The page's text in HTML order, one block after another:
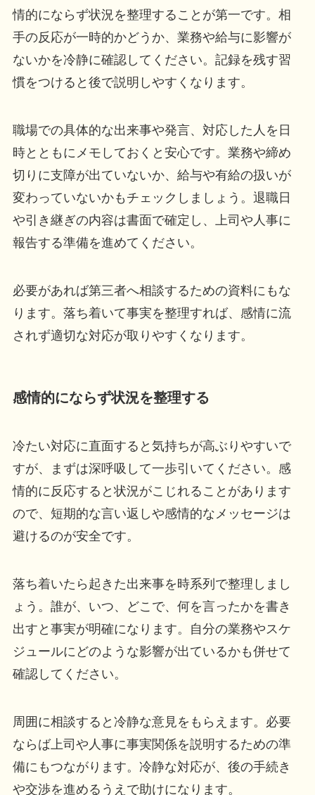
情的にならず状況を整理することが第一です。相
手の反応が一時的かどうか、業務や給与に影響が
ないかを冷静に確認してください。記録を残す習
慣をつけると後で説明しやすくなります。
職場での具体的な出来事や発言、対応した人を日
時とともにメモしておくと安心です。業務や締め
切りに支障が出ていないか、給与や有給の扱いが
変わっていないかもチェックしましょう。退職日
や引き継ぎの内容は書面で確定し、上司や人事に
報告する準備を進めてください。
必要があれば第三者へ相談するための資料にもな
ります。落ち着いて事実を整理すれば、感情に流
されず適切な対応が取りやすくなります。
感情的にならず状況を整理する
冷たい対応に直面すると気持ちが高ぶりやすいで
すが、まずは深呼吸して一歩引いてください。感
情的に反応すると状況がこじれることがあります
ので、短期的な言い返しや感情的なメッセージは
避けるのが安全です。
落ち着いたら起きた出来事を時系列で整理しまし
ょう。誰が、いつ、どこで、何を言ったかを書き
出すと事実が明確になります。自分の業務やスケ
ジュールにどのような影響が出ているかも併せて
確認してください。
周囲に相談すると冷静な意見をもらえます。必要
ならば上司や人事に事実関係を説明するための準
備にもつながります。冷静な対応が、後の手続き
や交渉を進めるうえで助けになります。